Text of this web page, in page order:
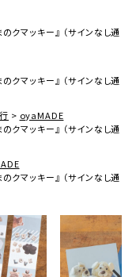
クマッキー』 （サインなし通
クマッキー』 （サインなし通
oyaMADE
クマッキー』 （サインなし通
クマッキー』 （サインなし通